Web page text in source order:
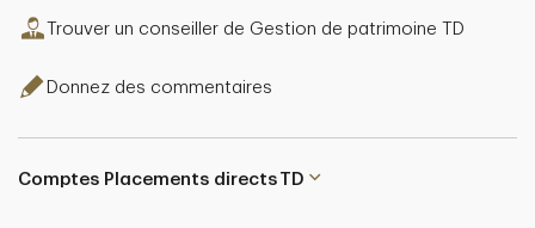
Trouver un conseiller de Gestion de patrimoine TD
Donnez des commentaires
Comptes Placements directs TD